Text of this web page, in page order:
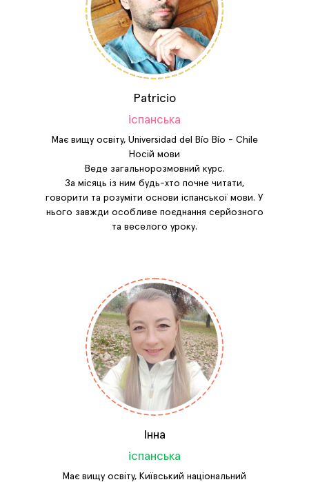
Має вищу освіту, Київський національний
Інна
іспанська
Має вищу освіту, Universidad del Bío Bío - Chile
Носій мови
Веде загальнорозмовний курс.
За місяць із ним будь-хто почне читати,
говорити та розуміти основи іспанської мови. У
нього завжди особливе поєднання серйозного
та веселого уроку.
Patricio
іспанська